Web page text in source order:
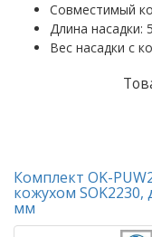
Совместимый
Длина насадки:
Вес насадки с
Комплект OK-
кожухом
мм